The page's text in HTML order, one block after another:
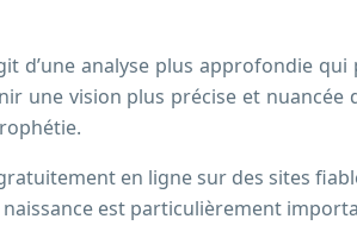
d’une analyse plus approfondie qui
une vision plus précise et
en ligne sur des sites
est particulièrement